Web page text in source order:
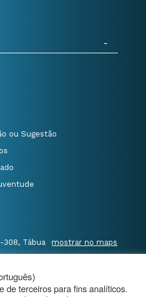
ou Sugestão
308, Tábua mostrar no maps
tabua.pt
de terceiros para fins analíticos.